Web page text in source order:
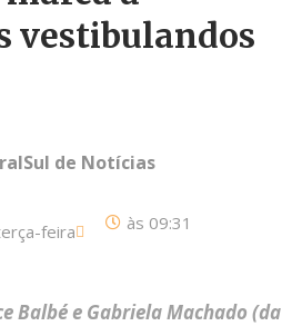
vestibulandos
de Notícias
feira às 09:31
Balbé e Gabriela Machado (da